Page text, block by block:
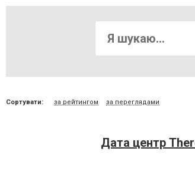
Сортувати: за рейтингом за переглядами
Дата центр